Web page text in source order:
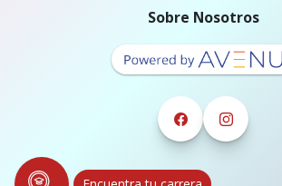
Sobre Nosotros